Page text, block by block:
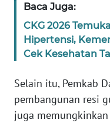
Baca Juga:
CKG 2026
Hipertensi,
Cek Kesehatan
Selain itu, Pemkab
pembangunan resi
juga
WN
WN
WN
SULBAR